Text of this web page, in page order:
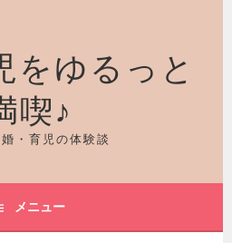
をゆるっと
喫♪
・育児の体験談
メニュー